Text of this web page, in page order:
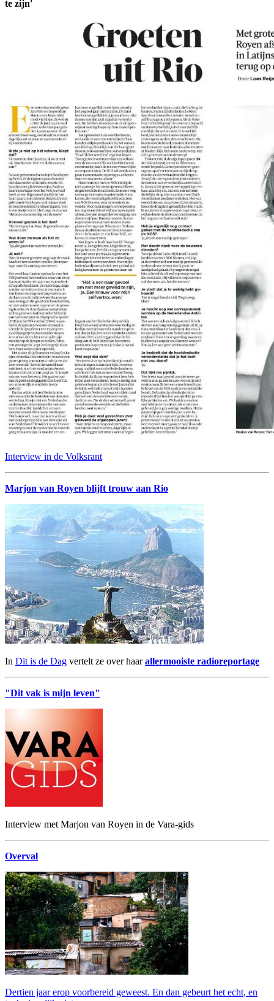
te zijn'
Interview in de Volksrant
Marjon van Royen blijft trouw aan Rio
In Dit is de Dag vertelt ze over haarallermooiste radioreportage
"Dit vak is mijn leven"
Interview met Marjon van Royen in de Vara-gids
Overval
Dertien jaar erop voorbereid geweest. En dan gebeurt het echt, en